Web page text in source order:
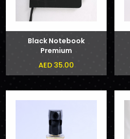
Black Notebook
Premium
AED 35.00